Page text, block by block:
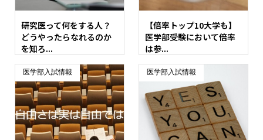
研究医って何をする人？
どうやったらなれるのか
を知ろ...
【倍率トップ10大学も】
医学部受験において倍率
は参...
医学部入試情報 医学部入試情報